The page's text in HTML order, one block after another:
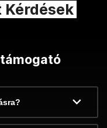
Kérdések